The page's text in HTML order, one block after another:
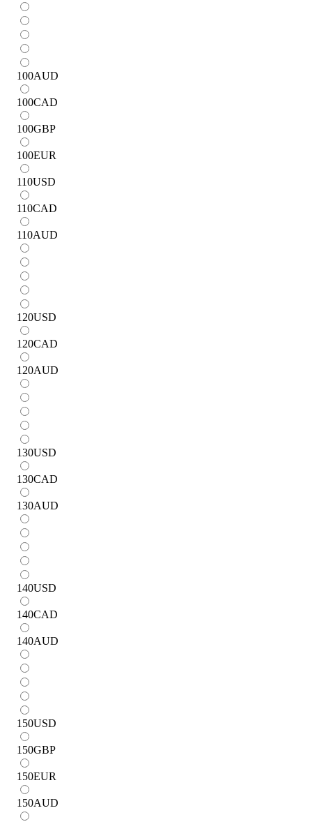
100AUD
100CAD
100GBP
100EUR
110USD
110CAD
110AUD
120USD
120CAD
120AUD
130USD
130CAD
130AUD
140USD
140CAD
140AUD
150USD
150GBP
150EUR
150AUD